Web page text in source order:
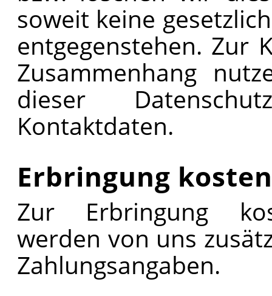
soweit keine
entgegenstehen. Zur
Zusammenhang
dieser
Kontaktdaten.
Erbringung
Zur Erbringung
werden von uns
Zahlungsangaben.